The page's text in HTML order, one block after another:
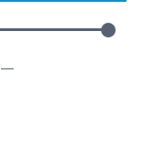
—